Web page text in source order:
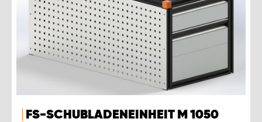
FS-SCHUBLADENEINHEIT M 1050